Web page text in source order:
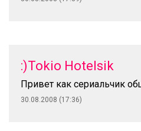
:)Tokio Hotelsik
Привет как сериальчик
30.08.2008 (17:36)